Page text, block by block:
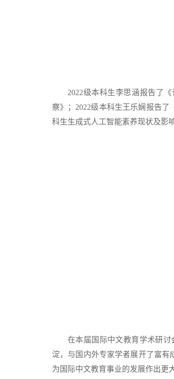
2022级本科生李思涵报告了
察》；2022级本科生王乐娴报告
科生生成式人工智能素养现状及影
在本届国际中文教育学术研
淀，与国内外专家学者展开了富有
为国际中文教育事业的发展作出更